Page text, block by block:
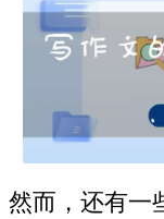
然而，还有一